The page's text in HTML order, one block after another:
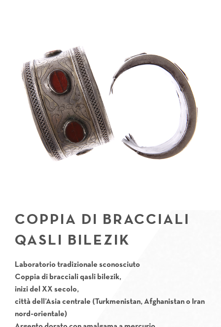
COPPIA DI BRACCIALI
QASLI BILEZIK
Laboratorio tradizionale sconosciuto
Coppia di bracciali qasli bilezik,
inizi del XX secolo,
città dell’Asia centrale (Turkmenistan, Afghanistan o Iran
nord-orientale)